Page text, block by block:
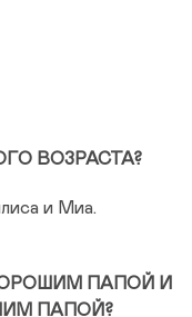
ВОЗРАСТА?
и Миа.
ПАПОЙ И
ПАПОЙ?